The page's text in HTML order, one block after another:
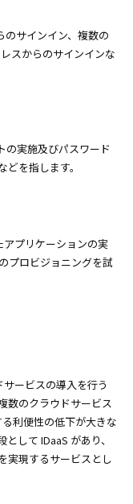
のサインイン、複数の
スからのサインインな
の実施及びパスワード
を指します。
プリケーションの実
プロビジョニングを試
ービスの導入を行う
数のクラウドサービス
利便性の低下が大きな
して IDaaS があり、
実現するサービスとし